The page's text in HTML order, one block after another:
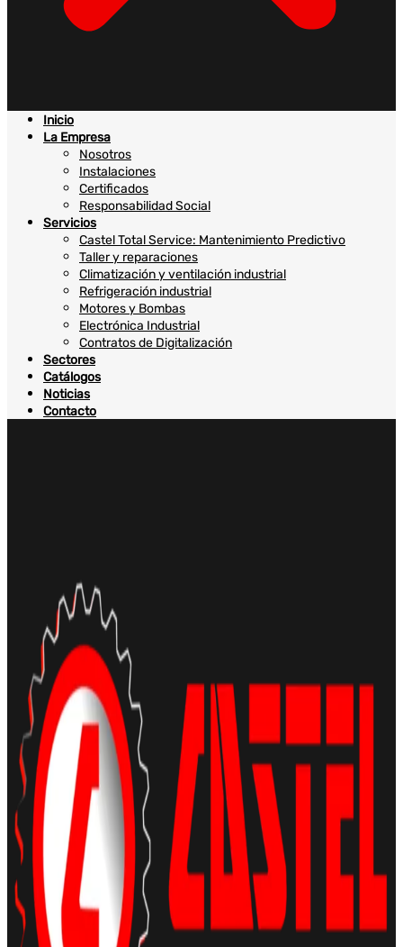
Inicio
La Empresa
Nosotros
Instalaciones
Certificados
Responsabilidad Social
Servicios
Castel Total Service: Mantenimiento Predictivo
Taller y reparaciones
Climatización y ventilación industrial
Refrigeración industrial
Motores y Bombas
Electrónica Industrial
Contratos de Digitalización
Sectores
Catálogos
Noticias
Contacto